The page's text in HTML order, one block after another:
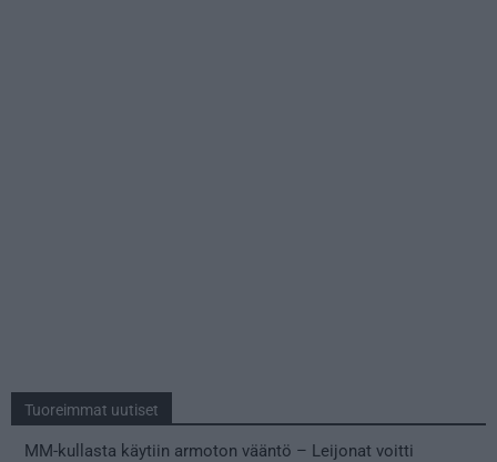
Tuoreimmat uutiset
MM-kullasta käytiin armoton vääntö – Leijonat voitti